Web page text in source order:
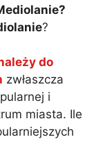
?
do
zwłaszcza
i
miasta. Ile